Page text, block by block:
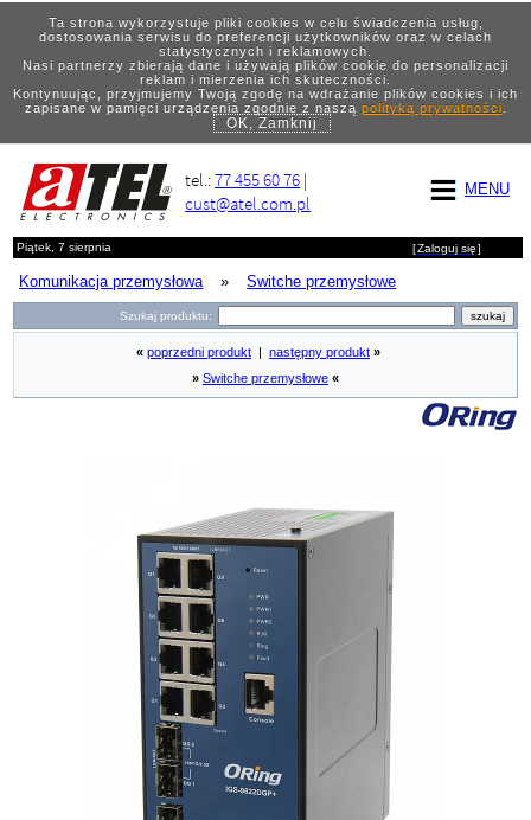
Ta strona wykorzystuje pliki cookies w celu świadczenia usług,
dostosowania serwisu do preferencji użytkowników oraz w celach
statystycznych i reklamowych.
Nasi partnerzy zbierają dane i używają plików cookie do personalizacji
reklam i mierzenia ich skuteczności.
Kontynuując, przyjmujemy Twoją zgodę na wdrażanie plików cookies i ich
zapisane w pamięci urządzenia zgodnie z naszą polityką prywatności.
OK, Zamknij
MENU
tel.:77 455 60 76 |
cust@atel.com.pl
Piątek, 7 sierpnia [Zaloguj się]
Komunikacja przemysłowa » Switche przemysłowe
Szukaj produktu:
« poprzedni produkt następny produkt »
» Switche przemysłowe «